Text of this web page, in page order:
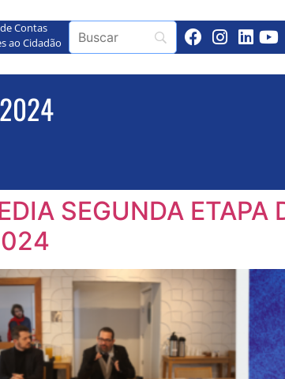
Contas
ao Cidadão
SEGUNDA ETAPA